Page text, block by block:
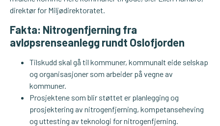
direktør for Miljødirektoratet.
Fakta: Nitrogenfjerning fra
avløpsrenseanlegg rundt Oslofjorden
Tilskudd skal gå til kommuner, kommunalt eide selskap
og organisasjoner som arbeider på vegne av
kommuner.
Prosjektene som blir støttet er planlegging og
prosjektering av nitrogenfjerning, kompetanseheving
og uttesting av teknologi for nitrogenfjerning.